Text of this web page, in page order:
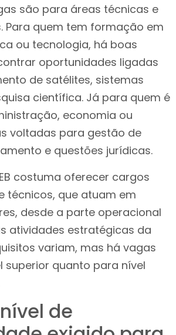
são para áreas técnicas e
Para quem tem formação em
ou tecnologia, há boas
oportunidades ligadas
de satélites, sistemas
científica. Já para quem é
economia ou
voltadas para gestão de
e questões jurídicas.
costuma oferecer cargos
técnicos, que atuam em
desde a parte operacional
atividades estratégicas da
variam, mas há vagas
superior quanto para nível
de